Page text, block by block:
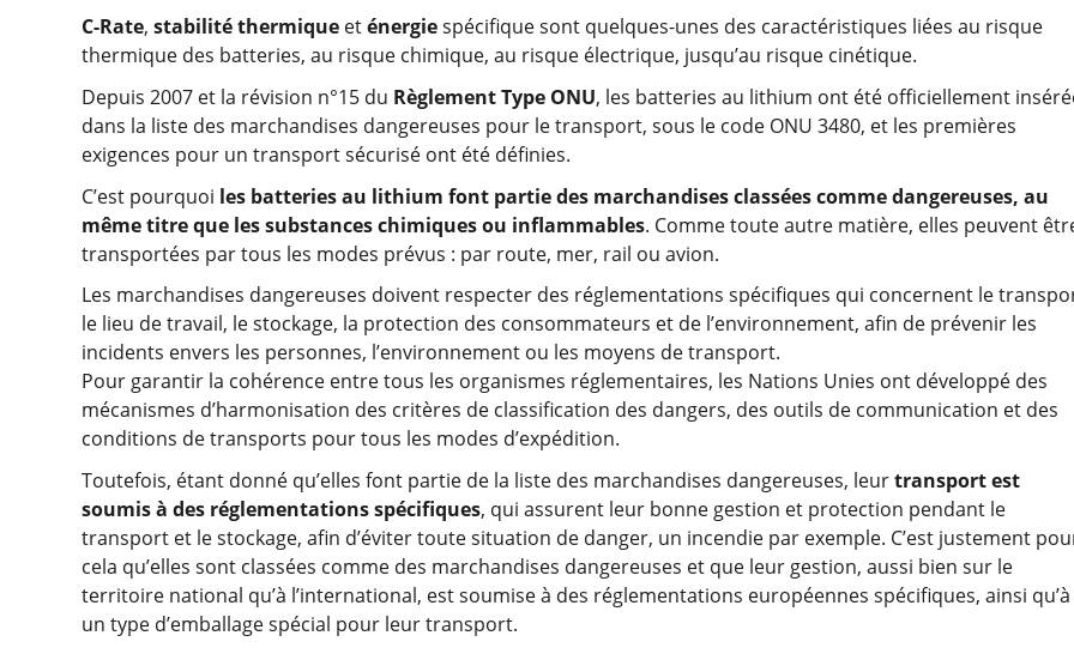
C-Rate, stabilité thermique eténergiespécifique sont quelques-unes des caractéristiques liées au risque
thermique des batteries, au risque chimique, au risque électrique, jusqu’au risque cinétique.
Depuis 2007 et la révision n°15 du Règlement Type ONU, les batteries au lithium ont été officiellement
dans la liste des marchandises dangereuses pour le transport, sous le code ONU 3480, et les premières
exigences pour un transport sécurisé ont été définies.
C’est pourquoi les batteries au lithium font partie des marchandises classées comme dangereuses, au
même titre que les substances chimiques ou inflammables. Comme toute autre matière, elles peuvent
transportées par tous les modes prévus : par route, mer, rail ou avion.
Les marchandises dangereuses doivent respecter des réglementations spécifiques qui concernent le
le lieu de travail, le stockage, la protection des consommateurs et de l’environnement, afin de prévenir les
incidents envers les personnes, l’environnement ou les moyens de transport.
Pour garantir la cohérence entre tous les organismes réglementaires, les Nations Unies ont développé des
mécanismes d’harmonisation des critères de classification des dangers, des outils de communication et des
conditions de transports pour tous les modes d’expédition.
Toutefois, étant donné qu’elles font partie de la liste des marchandises dangereuses, leurtransport est
soumis à des réglementations spécifiques, qui assurent leur bonne gestion et protection pendant le
transport et le stockage, afin d’éviter toute situation de danger, un incendie par exemple. C’est justement
cela qu’elles sont classées comme des marchandises dangereuses et que leur gestion, aussi bien sur le
territoire national qu’à l’international, est soumise à des réglementations européennes spécifiques, ainsi qu’à
un type d’emballage spécial pour leur transport.